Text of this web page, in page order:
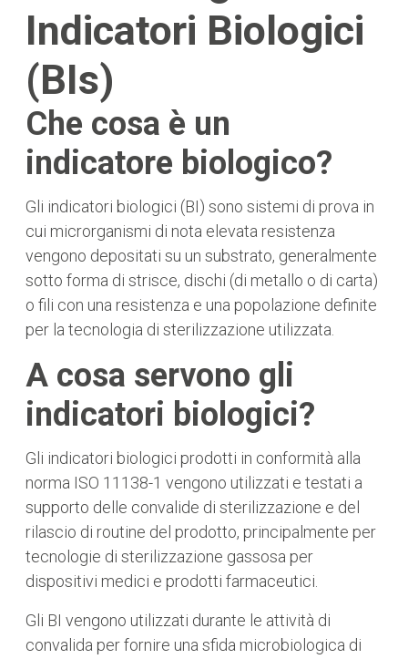
Indicatori Biologici
(BIs)
Che cosa è un
indicatore biologico?
Gli indicatori biologici (BI) sono sistemi di prova in
cui microrganismi di nota elevata resistenza
vengono depositati su un substrato, generalmente
sotto forma di strisce, dischi (di metallo o di carta)
o fili con una resistenza e una popolazione definite
per la tecnologia di sterilizzazione utilizzata.
A cosa servono gli
indicatori biologici?
Gli indicatori biologici prodotti in conformità alla
norma ISO 11138-1 vengono utilizzati e testati a
supporto delle convalide di sterilizzazione e del
rilascio di routine del prodotto, principalmente per
tecnologie di sterilizzazione gassosa per
dispositivi medici e prodotti farmaceutici.
Gli BI vengono utilizzati durante le attività di
convalida per fornire una sfida microbiologica di